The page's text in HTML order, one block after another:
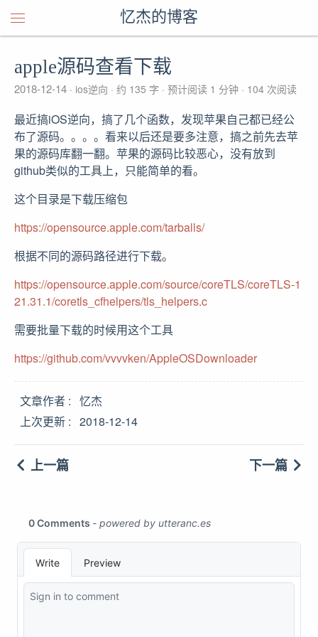
忆杰的博客
apple源码查看下载
2018-12-14 ios逆向 约 135 字 预计阅读 1 分钟 104 次阅读
最近搞iOS逆向，搞了几个函数，发现苹果自己都已经公
布了源码。。。。看来以后还是要多注意，搞之前先去苹
果的源码库翻一翻。苹果的源码比较恶心，没有放到
github类似的工具上，只能简单的看。
这个目录是下载压缩包
https://opensource.apple.com/tarballs/
根据不同的源码路径进行下载。
https://opensource.apple.com/source/coreTLS/coreTLS-1
21.31.1/coretls_cfhelpers/tls_helpers.c
需要批量下载的时候用这个工具
https://github.com/vvvvken/AppleOSDownloader
文章作者
忆杰
上次更新
2018-12-14
上一篇 下一篇